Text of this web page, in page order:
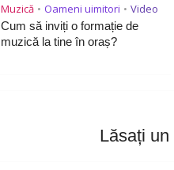
Muzică • Oameni uimitori • Video
Cum să inviți o formație de
muzică la tine în oraș?
Lăsați